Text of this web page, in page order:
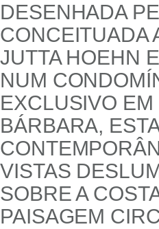
DESENHADA
CONCEITUADA
JUTTA HOEHN
NUM
EXCLUSIVO EM
BÁRBARA,
VISTAS
SOBRE A
PAISAGEM